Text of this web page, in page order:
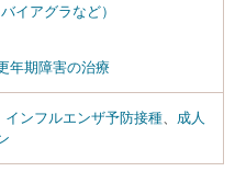
イアグラなど）
年期障害の治療
インフルエンザ予防接種
成人